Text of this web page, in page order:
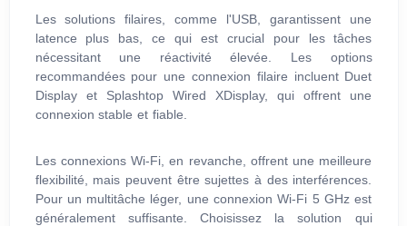
Les solutions filaires, comme l'USB, garantissent une
latence plus bas, ce qui est crucial pour les tâches
nécessitant une réactivité élevée. Les options
recommandées pour une connexion filaire incluent Duet
Display et Splashtop Wired XDisplay, qui offrent une
connexion stable et fiable.
Les connexions Wi-Fi, en revanche, offrent une meilleure
flexibilité, mais peuvent être sujettes à des interférences.
Pour un multitâche léger, une connexion Wi-Fi 5 GHz est
généralement suffisante. Choisissez la solution qui